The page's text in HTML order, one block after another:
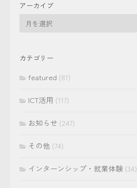
アーカイブ
イ
カテゴリー
featured (81)
ICT活用 (117)
お知らせ (247)
その他 (74)
インターンシップ・就業体験 (34)